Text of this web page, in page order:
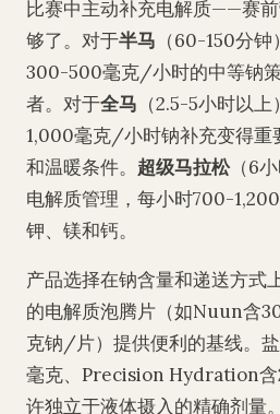
比赛中主动补充电解质——赛
够了。对于半马 （60-150分
300-500毫克/小时的中等钠
者。对于全马 （2.5-5小时以
1,000毫克/小时钠补充变得重
和温暖条件。 超级马拉松（6
电解质管理，每小时700-
钾、镁和钙。
产品选择在钠含量和递送方式
的电解质泡腾片（如Nuun含
克钠/片）提供便利的基线。
毫克、Precision Hydration
许独立于液体摄入的精确剂量